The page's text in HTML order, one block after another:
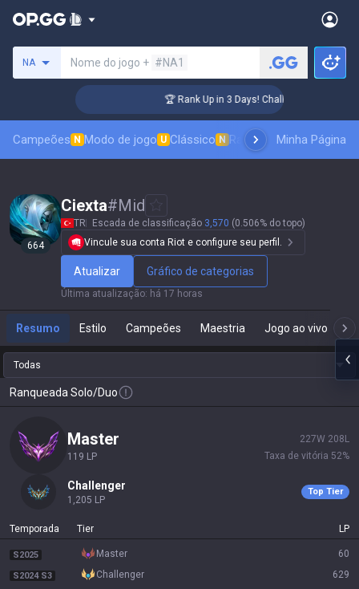
NA Nome do jogo + #NA1
🏆 Rank Up in 3 Days! Challenger Coaching
Campeões N Modo de jogo U Clássico N Ranking de skins
Minha Página
664
Ciexta#Mid
TR Escada de classificação 3,570 (0.506% do topo)
Vincule sua conta Riot e configure seu perfil.
Atualizar Gráfico de categorias
Última atualização: há 17 horas
Resumo Estilo Campeões Maestria Jogo ao vivo
Todas
Ranqueada Solo/Duo
master
119 LP
227W 208 L
Taxa de vitória 52%
challenger
1,205 LP
Top Tier
Temporada Tier LP
S2025 master 60
S2024 S3 challenger 629